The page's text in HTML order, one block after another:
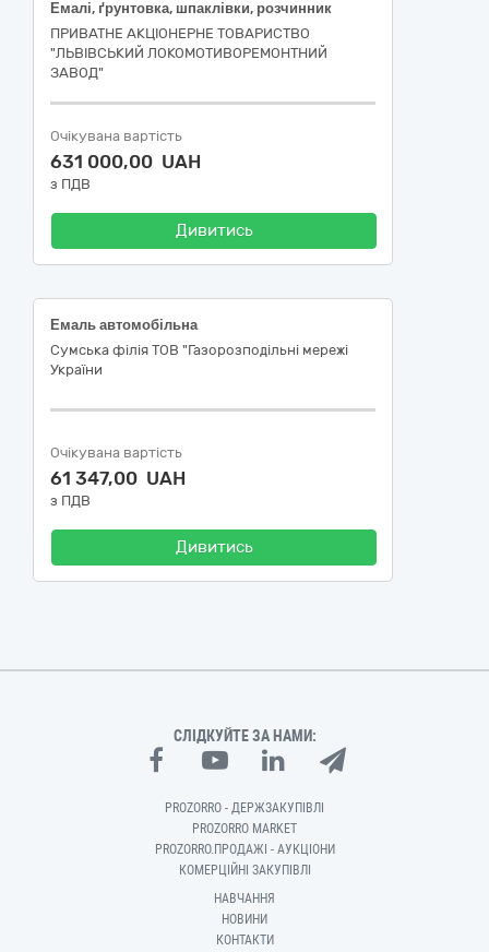
Емалі, ґрунтовка, шпаклівки, розчинник
ПРИВАТНЕ АКЦІОНЕРНЕ ТОВАРИСТВО
"ЛЬВІВСЬКИЙ ЛОКОМОТИВОРЕМОНТНИЙ
ЗАВОД"
Очікувана вартість
631 000,00 UAH
з ПДВ
Дивитись
Емаль автомобільна
Сумська філія ТОВ "Газорозподільні мережі
України
Очікувана вартість
61 347,00 UAH
з ПДВ
Дивитись
СЛІДКУЙТЕ ЗА НАМИ:
PROZORRO - ДЕРЖЗАКУПІВЛІ
PROZORRO MARKET
PROZORRO.ПРОДАЖІ - АУКЦІОНИ
КОМЕРЦІЙНІ ЗАКУПІВЛІ
НАВЧАННЯ
НОВИНИ
КОНТАКТИ